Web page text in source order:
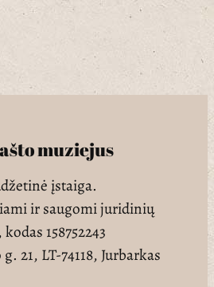
muziejus
įstaiga.
ir saugomi juridinių
158752243
21, LT-74118, Jurbarkas